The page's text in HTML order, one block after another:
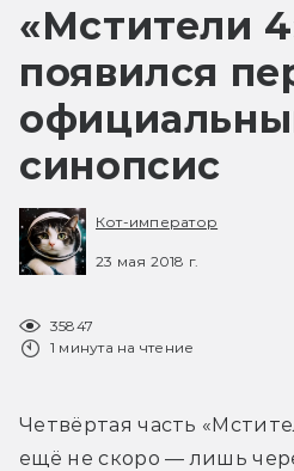
«Мстители
появился
синопсис
Кот-император
23 мая 2018 г.
35847
1 минута на чтение
Четвёртая часть
ещё не скоро — лишь